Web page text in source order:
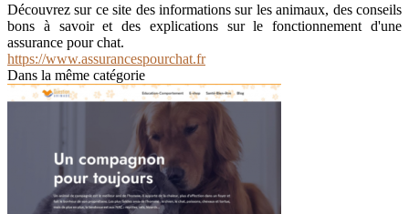
Découvrez sur ce site des informations sur les animaux, des conseils
bons à savoir et des explications sur le fonctionnement d'une
assurance pour chat.
https://www.assurancespourchat.fr
Dans la même catégorie